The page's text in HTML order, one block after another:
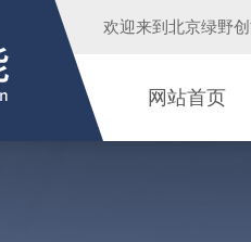
欢迎来到 北京绿野
网站首页